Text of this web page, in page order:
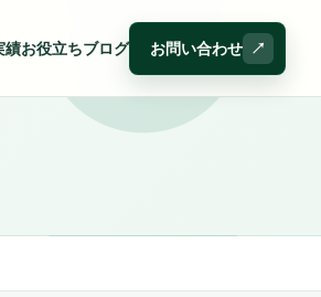
績お役立ちブログ お問い合わせ